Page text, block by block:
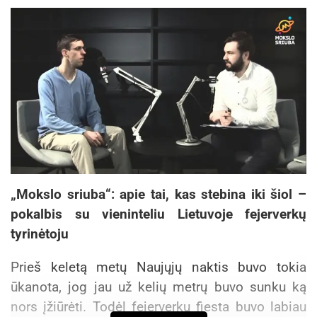
aktyviais ir teikti pasiūlymus mums,“ – sakė V.
Sinkevičius.
LVK skaitmeninės ekonomikos komisijos
pirmininkas Tomas Milaknis pažadėjo aktyvią
pagalbą Informacinių technologijų pakomitečio
veikloje. Jis atkreipė dėmesį, kad dar ne visos
galimybės yra išnaudotos e-paslaugų, e-parašo
technologijų panaudojimo srityse, tačiau čia
reikėtų ir aktyvesnės Vyriausybės iniciatyvos.
Valstybės įstaigos galėtų daugiau pirkti paslaugų
iš išorinių tiekėjų ir tokiu būdu didinti savo
efektyvumą bei taupyti biudžetines lėšas.
LVK viceprezidentas Stasys Kropas akcentavo,
kad didesnis dėmesys turėtų būti skiriamas ir
„Mokslo sriuba“: apie tai, kas stebina iki šiol –
pokalbis su vieninteliu Lietuvoje fejerverkų
tyrinėtoju
Prieš keletą metų Naujųjų naktis buvo tokia
ūkanota, jog jau už kelių metrų buvo sunku ką
nors įžiūrėti. Todėl fejerverkų fiesta buvo labiau